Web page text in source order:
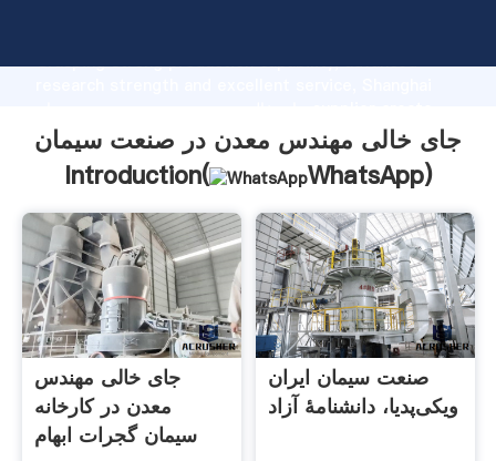
Grasping strong production capability, advanced
the value and bring values to all of customers.
جای خالی مهندس معدن در صنعت سیمان
Introduction(
WhatsApp)
جای خالی مهندس
معدن در کارخانه
سیمان گجرات ابهام
صنعت سیمان ایران
ویکی‌پدیا، دانشنامهٔ آزاد